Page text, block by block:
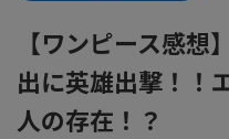
【ワンピース感
出に英雄出撃！！
人の存在！？